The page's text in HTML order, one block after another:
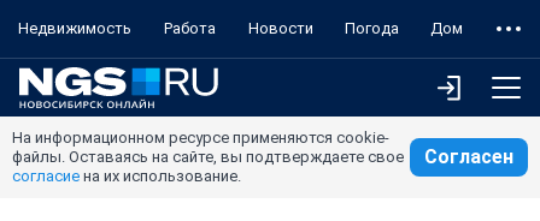
Недвижимость Работа Новости Погода Дом
На информационном ресурсе применяются cookie-
файлы. Оставаясь на сайте, вы подтверждаете свое
согласие на их использование.
Согласен